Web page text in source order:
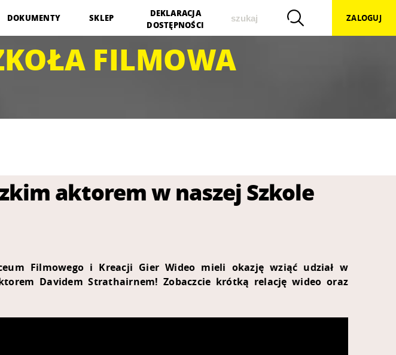
FILMOWA
DOKUMENTY SKLEP
DEKLARACJA
DOSTĘPNOŚCI
ZALOGUJ
aktorem w naszej Szkole
Filmowego i Kreacji Gier Wideo mieli okazję wziąć udział w
Davidem Strathairnem! Zobaczcie krótką relację wideo oraz